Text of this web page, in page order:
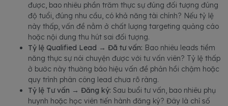
được, bao nhiêu phần trăm thực sự đúng đối tượng đúng
độ tuổi, đúng nhu cầu, có khả năng tài chính? Nếu tỷ lệ
này thấp, vấn đề nằm ở chất lượng targeting quảng cáo
hoặc nội dung thu hút sai đối tượng.
Tỷ lệ Qualified Lead → Đã tư vấn: Bao nhiêu leads tiềm
năng thực sự nói chuyện được với tư vấn viên? Tỷ lệ thấp
ở bước này thường báo hiệu vấn đề phản hồi chậm hoặc
quy trình phân công lead chưa rõ ràng.
Tỷ lệ Tư vấn → Đăng ký: Sau buổi tư vấn, bao nhiêu phụ
huynh hoặc học viên tiến hành đăng ký? Đây là chỉ số